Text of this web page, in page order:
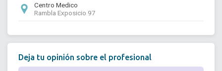
Centro Medico
Rambla Exposicio 97
Deja tu opinión sobre el profesional